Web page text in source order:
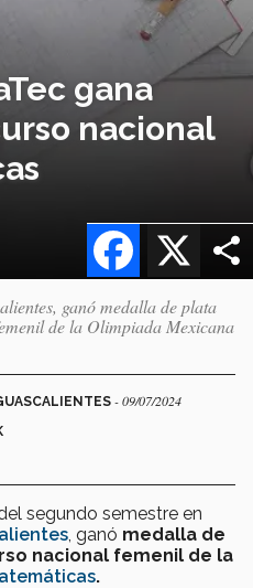
gana
nacional
X
Facebook
ganó medalla de plata
de la Olimpiada Mexicana
- 09/07/2024
segundo semestre en
, ganó medalla de
nacional femenil de la
.